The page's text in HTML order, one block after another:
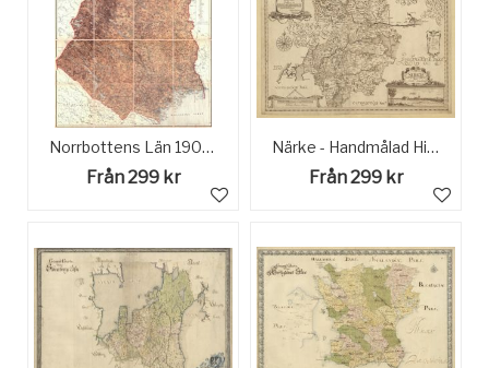
Norrbottens Län 1904 - Historisk Karta
Från 299 kr
Närke - Handmålad Historisk karta sent 1600-tal
Från 299 kr